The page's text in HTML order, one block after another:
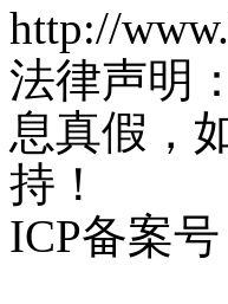
http://
法律声明
息真假，
持！
ICP备案号